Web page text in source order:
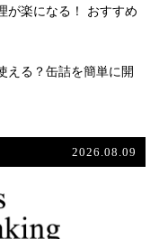
が楽になる！ おすすめ
える？缶詰を簡単に開
2026.08.09